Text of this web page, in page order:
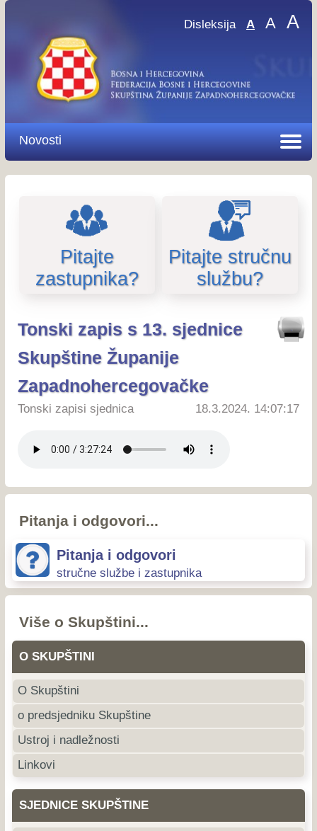
Disleksija A A A
Novosti
Pitajte
zastupnika?
Pitajte stručnu
službu?
Tonski zapis s 13. sjednice
Skupštine Županije
Zapadnohercegovačke
Tonski zapisi sjednica 18.3.2024. 14:07:17
Pitanja i odgovori...
Pitanja i odgovori
stručne službe i zastupnika
Više o Skupštini...
O SKUPŠTINI
O Skupštini
o predsjedniku Skupštine
Ustroj i nadležnosti
Linkovi
SJEDNICE SKUPŠTINE